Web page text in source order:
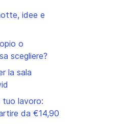
idee e
o
scegliere?
la sala
tuo lavoro:
da €14,90